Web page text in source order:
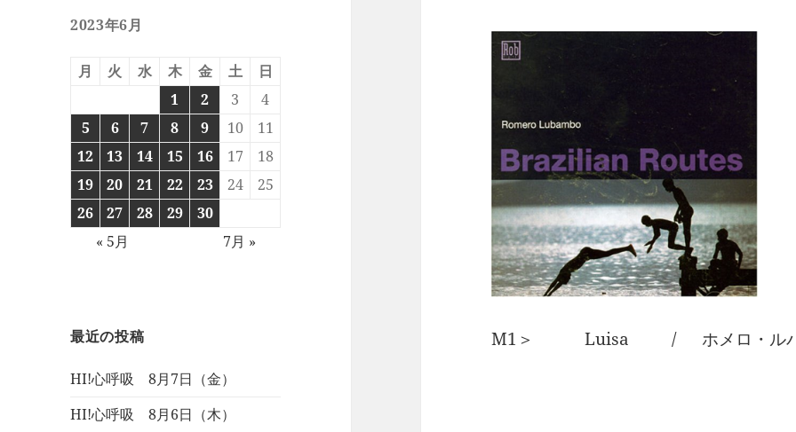
2023年6月
月 火 水 木 金 土
日
1
2 3
4
5
6 7 8 9 10
11
12
13 14 15 16 17
18
19
20 21 22 23 24
25
26
27 28 29
30
« 5月
7月 »
最近の投稿
HI!心呼吸 8月7日（金）
HI!心呼吸 8月6日（木）
M1＞ Luisa / ホメロ・ルバ